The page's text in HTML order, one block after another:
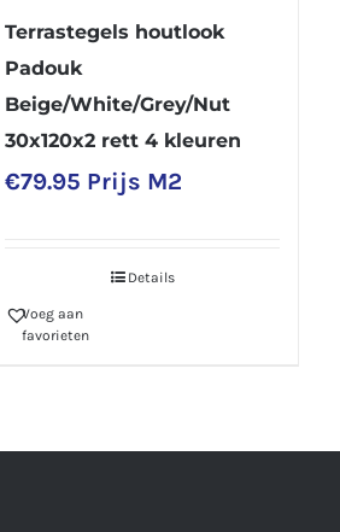
Terrastegels houtlook
Padouk
Beige/White/Grey/Nut
30x120x2 rett 4 kleuren
€79.95 Prijs M2
Details
Voeg aan
favorieten